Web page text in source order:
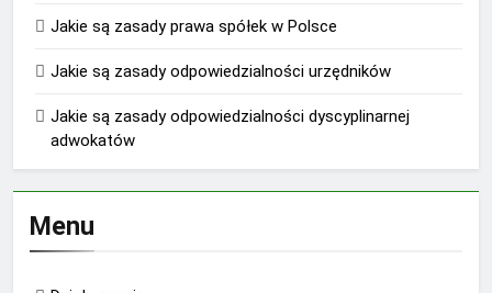
Jakie są zasady prawa spółek w Polsce
Jakie są zasady odpowiedzialności urzędników
Jakie są zasady odpowiedzialności dyscyplinarnej
adwokatów
Menu